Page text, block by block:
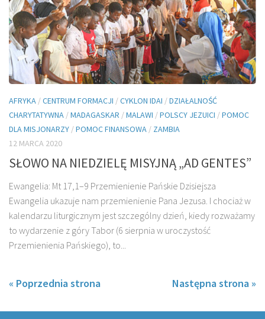
AFRYKA /CENTRUM FORMACJI /CYKLON IDAI /DZIAŁALNOŚĆ
CHARYTATYWNA /MADAGASKAR /MALAWI /POLSCY JEZUICI /POMOC
DLA MISJONARZY /POMOC FINANSOWA / ZAMBIA
12 MARCA 2020
SŁOWO NA NIEDZIELĘ MISYJNĄ „AD GENTES”
Ewangelia: Mt 17,1–9 Przemienienie Pańskie Dzisiejsza
Ewangelia ukazuje nam przemienienie Pana Jezusa. I chociaż w
kalendarzu liturgicznym jest szczególny dzień, kiedy rozważamy
to wydarzenie z góry Tabor (6 sierpnia w uroczystość
Przemienienia Pańskiego), to...
« Poprzednia strona Następna strona »